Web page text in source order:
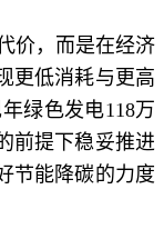
价，而是在经济
更低消耗与更高
绿色发电118万
前提下稳妥推进
节能降碳的力度